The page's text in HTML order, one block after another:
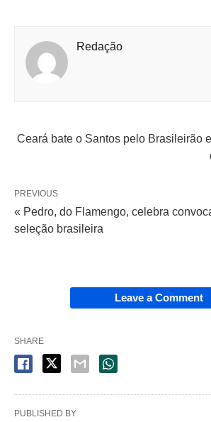
Redação
Ceará bate o Santos pelo Brasileirão
PREVIOUS
« Pedro, do Flamengo, celebra
seleção brasileira
Leave a Comment
SHARE
PUBLISHED BY